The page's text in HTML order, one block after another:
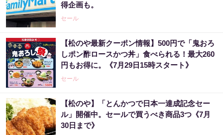
得企画も。
セール
【松のや最新クーポン情報】500円で「鬼おろ
しポン酢ロースかつ丼」食べられる！最大260
円もお得に。《7月29日15時スタート》
セール
【松のや】「とんかつで日本一達成記念セー
ル」開催中。セールで買うべき商品3つ《7月
30日まで》